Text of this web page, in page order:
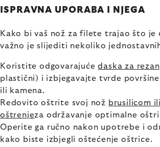
ISPRAVNA UPORABA I NJEGA
Kako bi vaš nož za filete trajao što je
važno je slijediti nekoliko
Koristite odgovarajućedaska za
plastični) i izbjegavajte tvrde
ili kamena.
Redovito oštrite svoj nož brusilicom
oštrenjeza održavanje optimalne
Operite ga ručno nakon upotrebe i
kako biste izbjegli oštećenje oštrice.